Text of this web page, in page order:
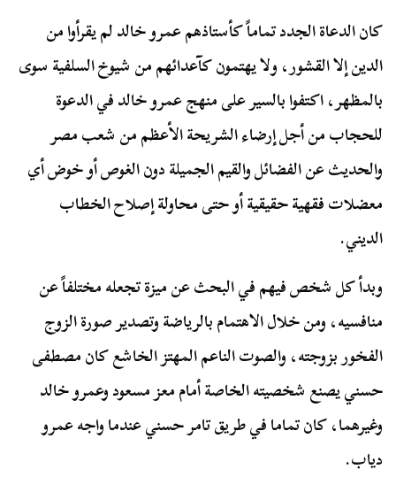
كان الدعاة الجدد تماماً كأستاذهم عمرو خالد لم يقرأوا من
الدين إلا القشور، ولا يهتمون كآعدائهم من شيوخ السلفية سوى
بالمظهر، اكتفوا بالسير على منهج عمرو خالد في الدعوة
للحجاب من أجل إرضاء الشريحة الأعظم من شعب مصر
والحديث عن الفضائل والقيم الجميلة دون الغوص أو خوض أي
معضلات فقهية حقيقية أو حتى محاولة إصلاح الخطاب
الديني.
وبدأ كل شخص فيهم في البحث عن ميزة تجعله مختلفاً عن
منافسيه، ومن خلال الاهتمام بالرياضة وتصدير صورة الزوج
الفخور بزوجته، والصوت الناعم المهتز الخاشع كان مصطفى
حسني يصنع شخصيته الخاصة أمام معز مسعود وعمرو خالد
وغيرهما، كان تماما في طريق تامر حسني عندما واجه عمرو
دياب.